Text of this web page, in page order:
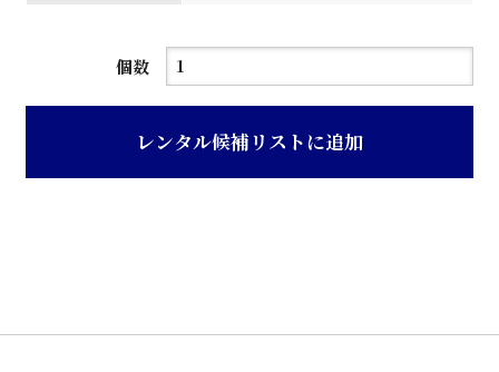
個数
茶
仕
レンタル候補リストに追加